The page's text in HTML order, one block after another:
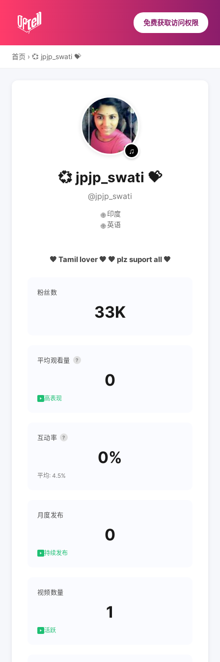
免费获取访问权限
首页 › 💞 jpjp_swati 💝
💞 jpjp_swati 💝
@jpjp_swati
🌐 印度
🌐 英语
🖤 Tamil lover 🖤 🖤 plz suport all 🖤
粉丝数
33K
平均观看量 ?
0
高表现
互动率 ?
0%
平均: 4.5%
月度发布
0
持续发布
视频数量
1
活跃